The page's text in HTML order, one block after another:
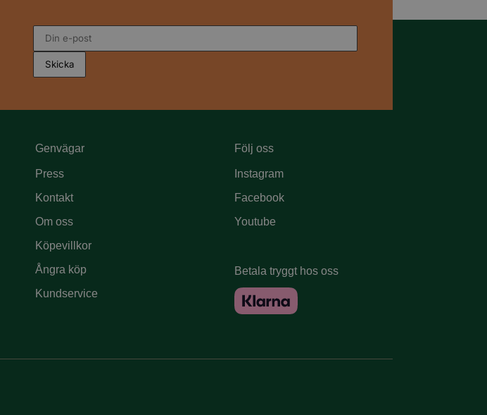
Genvägar
Press
Kontakt
Om oss
Köpevillkor
Ångra köp
Kundservice
Följ oss
Instagram
Facebook
Youtube
Betala tryggt hos oss